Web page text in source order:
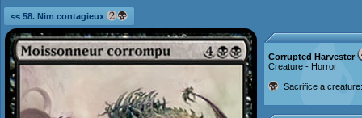
<< 58. Nim contagieux
Corrupted Harvester
Creature - Horror
, Sacrifice a